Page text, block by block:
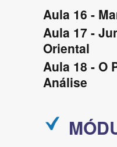
Aula 16 -
Aula 17 -
Oriental
Aula 18 - O
Análise